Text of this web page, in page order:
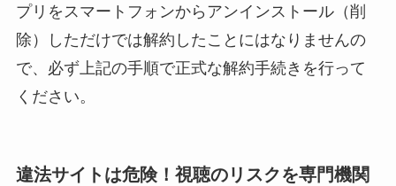
プリをスマートフォンからアンインストール（削
除）しただけでは解約したことにはなりませんの
で、必ず上記の手順で正式な解約手続きを行って
ください。
違法サイトは危険！視聴のリスクを専門機関